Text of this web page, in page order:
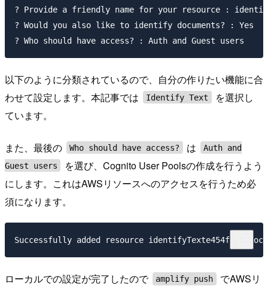
? Provide a friendly name for your resource :
? Would you also like to identify documents? : Yes
以下のように分類されているので、自分の作りたい機能に合
わせて設定します。本記事では
Identify Text
を選択し
ています。
また、最後の Who should have access? は
Auth and
Guest users
を選び、Cognito User Poolsの作成を行うよう
にします。これはAWSリソースへのアクセスを行うため必
須になります。
ローカルでの設定が完了したので amplify push
でAWSリ